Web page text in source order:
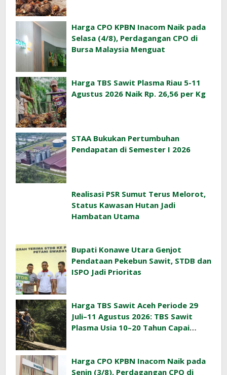
Harga CPO KPBN Inacom Naik pada
Selasa (4/8), Perdagangan CPO di
Bursa Malaysia Menguat
Harga TBS Sawit Plasma Riau 5-11
Agustus 2026 Naik Rp. 26,56 per Kg
STAA Bukukan Pertumbuhan
Pendapatan di Semester I 2026
Realisasi PSR Sumut Terus Melorot,
Status Kawasan Hutan Jadi
Hambatan Utama
Bupati Konawe Utara Genjot
Pendataan Pekebun Sawit, STDB dan
ISPO Jadi Prioritas
Harga TBS Sawit Aceh Periode 29
Juli–11 Agustus 2026: TBS Sawit
Plasma Usia 10–20 Tahun Capai
Harga CPO KPBN Inacom Naik pada
Senin (3/8), Perdagangan CPO di